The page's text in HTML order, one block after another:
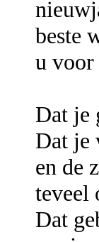
beste
u
Dat je
Dat je
en de
teveel
Dat